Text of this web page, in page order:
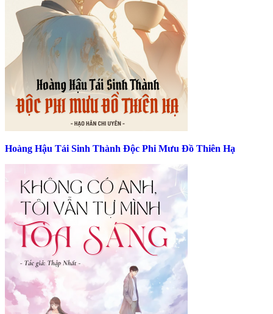
Hoàng Hậu Tái Sinh Thành Độc Phi Mưu Đồ Thiên Hạ